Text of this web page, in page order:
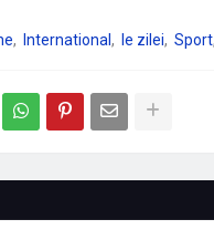
International le zilei Sport